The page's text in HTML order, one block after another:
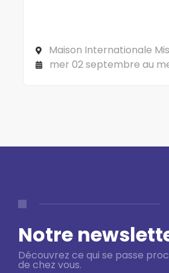
Maison Internationale
150 cours Gambetta 69007
mer 02 septembre au
Notre
Découvrez ce qui se passe
de chez vous.